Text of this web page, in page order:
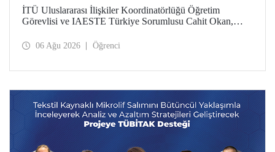
İTÜ Uluslararası İlişkiler Koordinatörlüğü Öğretim
Görevlisi ve IAESTE Türkiye Sorumlusu Cahit Okan,
Temmuz tarihlerinde ABD’de dünyanın önde gelen
06 Ağu 2026 Öğrenci